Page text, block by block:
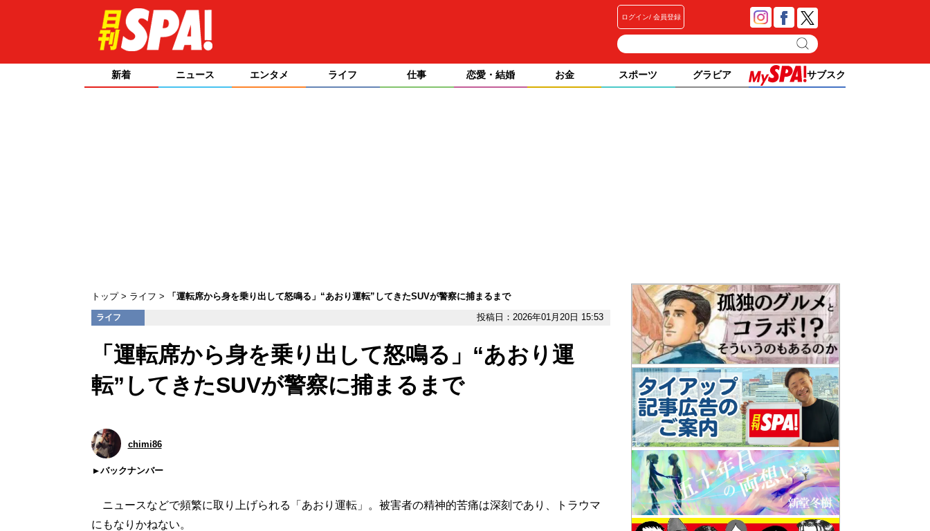
ログイン 会員登録
新着 ニュース エンタメ ライフ 仕事 恋愛・結婚 お金 スポーツ グラビア サブスク
トップ ライフ 「運転席から身を乗り出して怒鳴る」“あおり運転”してきたSUVが警察に捕まるまで
ライフ 投稿日：2026年01月20日 15:53
「運転席から身を乗り出して怒鳴る」“あおり運
転”してきたSUVが警察に捕まるまで
chimi86
バックナンバー
ニュースなどで頻繁に取り上げられる「あおり運転」。被害者の精神的苦痛は深刻であり、トラウマ
にもなりかねない。